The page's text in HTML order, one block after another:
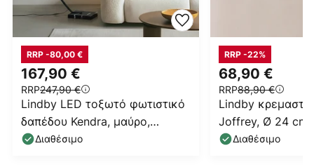
167,90 €
RRP247,90 €
RRP -80,00 €
Lindby LED τοξωτό φωτιστικό
δαπέδου Kendra, μαύρο,
αλουμίνιο, ύψος 180cm
Διαθέσιμο
68,90 €
RRP88,90 €
RRP -22%
Lindby κρεμαστό
Joffrey, Ø 24
φωτο, GU10
Διαθέσιμο